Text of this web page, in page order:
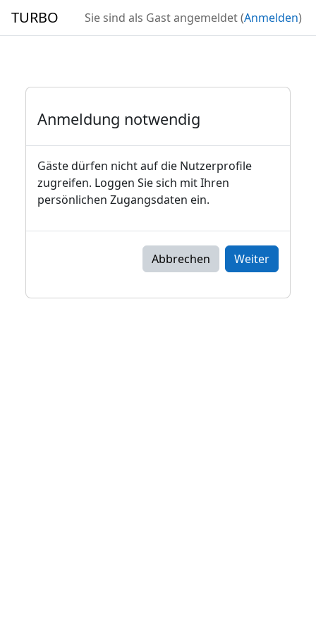
TURBO Sie sind als Gast angemeldet (Anmelden)
Anmeldung notwendig
Gäste dürfen nicht auf die Nutzerprofile
zugreifen. Loggen Sie sich mit Ihren
persönlichen Zugangsdaten ein.
Abbrechen Weiter